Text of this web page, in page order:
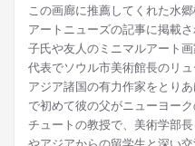
この画廊に推薦してくれた水
アートニューズの記事に掲載
子氏や友人のミニマルアート
代表でソウル市美術館長のリ
アジア諸国の有力作家をとり
で初めて彼の父がニューヨー
チュートの教授で、美術学部